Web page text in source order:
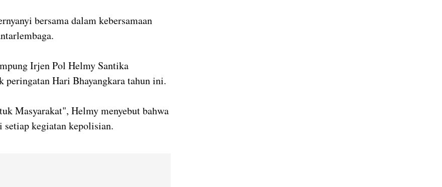
bersama dalam kebersamaan
Irjen Pol Helmy Santika
peringatan Hari Bhayangkara tahun ini.
Masyarakat", Helmy menyebut bahwa
setiap kegiatan kepolisian.